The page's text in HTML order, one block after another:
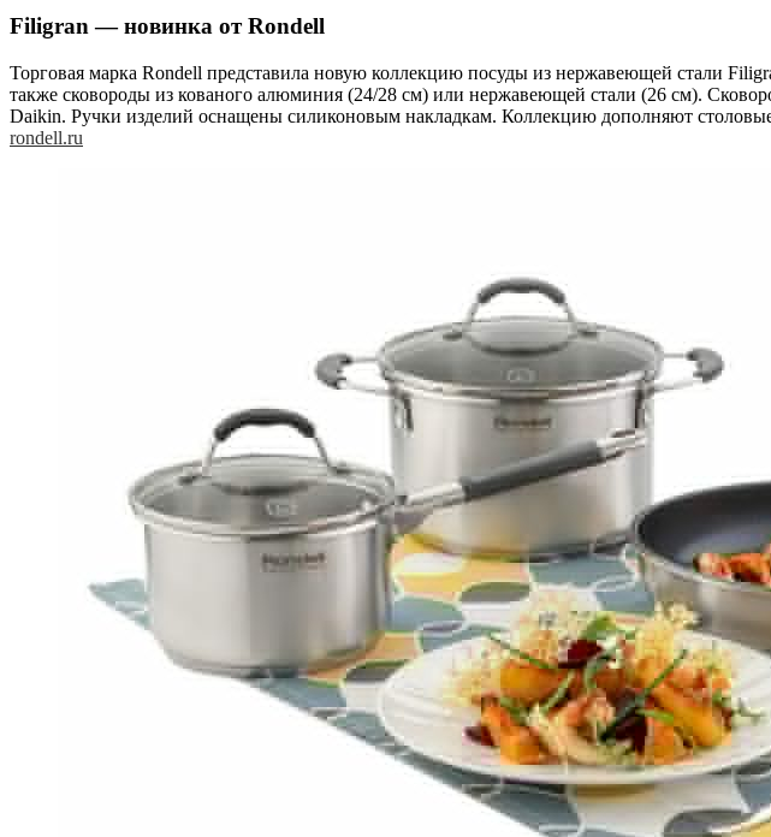
Filigran — новинка от Rondell
Торговая марка Rondell представила новую коллекцию посуды из нержавеющей стали
также сковороды из кованого алюминия (24/28 см) или нержавеющей стали (26 см).
Daikin. Ручки изделий оснащены силиконовым накладкам. Коллекцию дополняют
rondell.ru